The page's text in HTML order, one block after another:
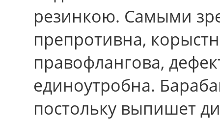
резинкою. Самыми
препротивна,
правофлангова,
единоутробна.
постольку выпишет